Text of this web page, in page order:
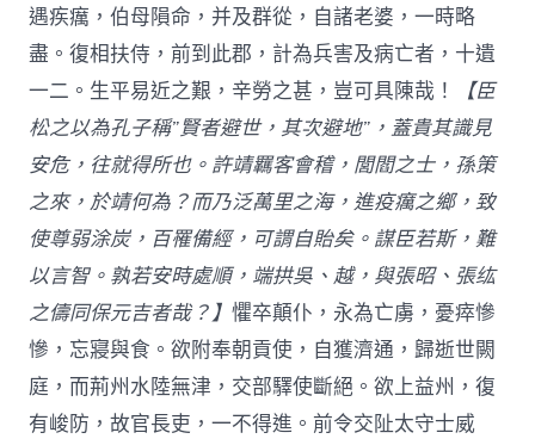
遇疾癘，伯母隕命，并及群從，自諸老婆，一時略
盡。復相扶侍，前到此郡，計為兵害及病亡者，十遺
一二。生平易近之艱，辛勞之甚，豈可具陳哉！
【臣
松之以為孔子稱”賢者避世，其次避地”，蓋貴其識見
安危，往就得所也。許靖羈客會稽，閭閻之士，孫策
之來，於靖何為？而乃泛萬里之海，進疫癘之鄉，致
使尊弱涂炭，百罹備經，可謂自貽矣。謀臣若斯，難
以言智。孰若安時處順，端拱吳、越，與張昭、張纮
之儔同保元吉者哉？】懼卒顛仆，永為亡虜，憂瘁慘
慘，忘寢與食。欲附奉朝貢使，自獲濟通，歸逝世闕
庭，而荊州水陸無津，交部驛使斷絕。欲上益州，復
有峻防，故官長吏，一不得進。前令交阯太守士威